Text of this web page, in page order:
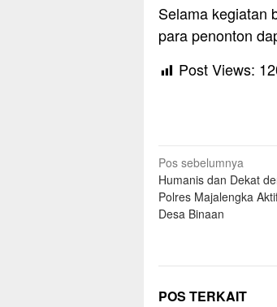
Selama kegiatan
para penonton
Post Views:
Navigasi
pos
Pos sebelumnya
Humanis dan Dekat
Polres Majalengka
Desa Binaan
POS TERKAIT